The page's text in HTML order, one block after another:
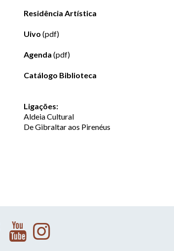
Residência Artística
Uivo (pdf)
Agenda (pdf)
Catálogo Biblioteca
Ligações:
Aldeia Cultural
De Gibraltar aos Pirenéus